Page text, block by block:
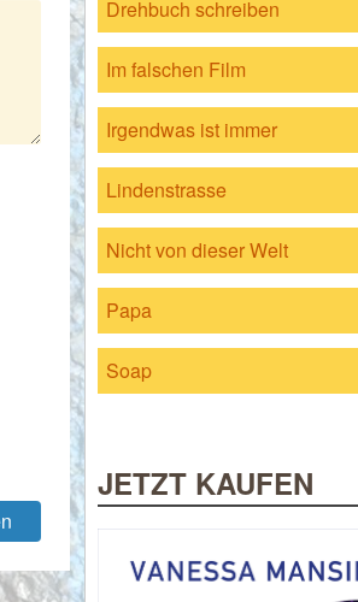
Drehbuch schreiben
Im falschen Film
Irgendwas ist immer
Lindenstrasse
Nicht von dieser Welt
Papa
Soap
JETZT KAUFEN